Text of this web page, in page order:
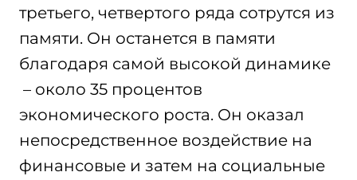
третьего, четвертого ряда сотрутся из
памяти. Он останется в памяти
благодаря самой высокой динамике
– около 35 процентов
экономического роста. Он оказал
непосредственное воздействие на
финансовые и затем на социальные